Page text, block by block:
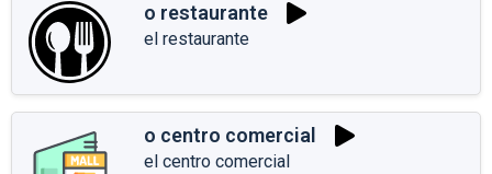
o restaurante
el restaurante
o centro comercial
el centro comercial